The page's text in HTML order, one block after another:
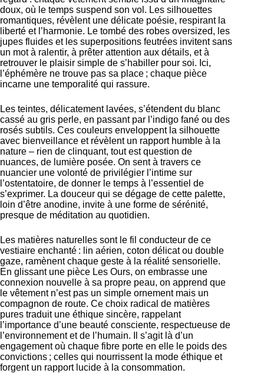
doux, où le temps suspend son vol. Les silhouettes
romantiques, révèlent une délicate poésie, respirant la
liberté et l’harmonie. Le tombé des robes oversized, les
jupes fluides et les superpositions feutrées invitent sans
un mot à ralentir, à prêter attention aux détails, et à
retrouver le plaisir simple de s’habiller pour soi. Ici,
l’éphémère ne trouve pas sa place ; chaque pièce
incarne une temporalité qui rassure.
Les teintes, délicatement lavées, s’étendent du blanc
cassé au gris perle, en passant par l’indigo fané ou des
rosés subtils. Ces couleurs enveloppent la silhouette
avec bienveillance et révèlent un rapport humble à la
nature – rien de clinquant, tout est question de
nuances, de lumière posée. On sent à travers ce
nuancier une volonté de privilégier l’intime sur
l’ostentatoire, de donner le temps à l’essentiel de
s’exprimer. La douceur qui se dégage de cette palette,
loin d’être anodine, invite à une forme de sérénité,
presque de méditation au quotidien.
Les matières naturelles sont le fil conducteur de ce
vestiaire enchanté : lin aérien, coton délicat ou double
gaze, ramènent chaque geste à la réalité sensorielle.
En glissant une pièce Les Ours, on embrasse une
connexion nouvelle à sa propre peau, on apprend que
le vêtement n’est pas un simple ornement mais un
compagnon de route. Ce choix radical de matières
pures traduit une éthique sincère, rappelant
l’importance d’une beauté consciente, respectueuse de
l’environnement et de l’humain. Il s’agit là d’un
engagement où chaque fibre porte en elle le poids des
convictions ; celles qui nourrissent la mode éthique et
forgent un rapport lucide à la consommation.